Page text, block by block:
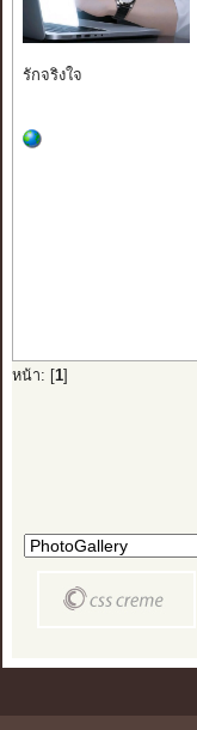
รักจริงใจ
หน้า: [ 1]